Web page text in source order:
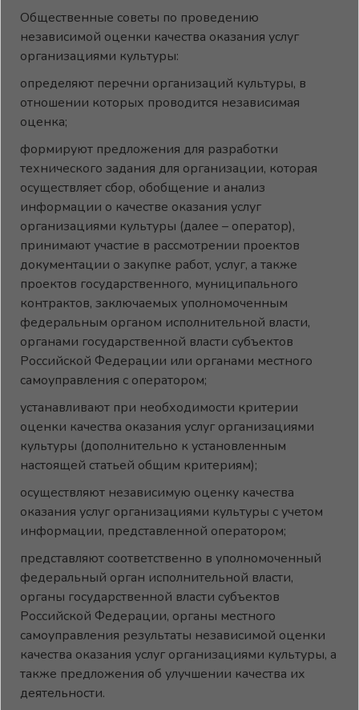
Общественные советы по проведению
независимой оценки качества оказания услуг
организациями культуры:
определяют перечни организаций культуры, в
отношении которых проводится независимая
оценка;
формируют предложения для разработки
технического задания для организации, которая
осуществляет сбор, обобщение и анализ
информации о качестве оказания услуг
организациями культуры (далее – оператор),
принимают участие в рассмотрении проектов
документации о закупке работ, услуг, а также
проектов государственного, муниципального
контрактов, заключаемых уполномоченным
федеральным органом исполнительной власти,
органами государственной власти субъектов
Российской Федерации или органами местного
самоуправления с оператором;
устанавливают при необходимости критерии
оценки качества оказания услуг организациями
культуры (дополнительно к установленным
настоящей статьей общим критериям);
осуществляют независимую оценку качества
оказания услуг организациями культуры с учетом
информации, представленной оператором;
представляют соответственно в уполномоченный
федеральный орган исполнительной власти,
органы государственной власти субъектов
Российской Федерации, органы местного
самоуправления результаты независимой оценки
качества оказания услуг организациями культуры, а
также предложения об улучшении качества их
деятельности.